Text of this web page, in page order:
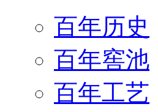
百年历史
百年窖池
百年工艺